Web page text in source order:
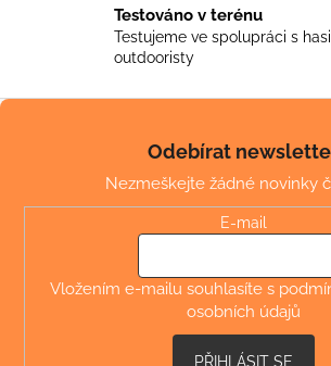
v
ý
Testováno v terénu
Testujeme ve spolupráci s
outdooristy
Z
Odebírat
Nezmeškejte žádné novinky
E-mail
Vložením e-mailu souhlasíte s
osobních údajů
PŘIHLÁSIT SE